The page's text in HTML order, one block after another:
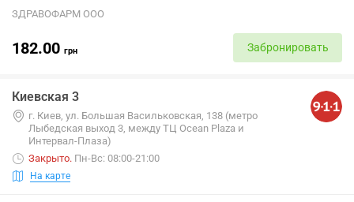
ЗДРАВОФАРМ ООО
182.00 грн Забронировать
Киевская 3
г. Киев, ул. Большая Васильковская, 138 (метро
Лыбедская выход 3, между ТЦ Ocean Plaza и
Интервал-Плаза)
Закрыто. Пн-Вс: 08:00-21:00
На карте